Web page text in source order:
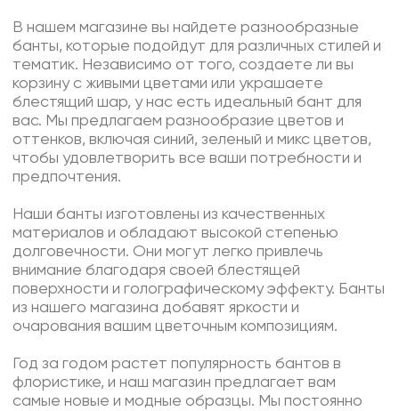
В нашем магазине вы найдете разнообразные
банты, которые подойдут для различных стилей и
тематик. Независимо от того, создаете ли вы
корзину с живыми цветами или украшаете
блестящий шар, у нас есть идеальный бант для
вас. Мы предлагаем разнообразие цветов и
оттенков, включая синий, зеленый и микс цветов,
чтобы удовлетворить все ваши потребности и
предпочтения.
Наши банты изготовлены из качественных
материалов и обладают высокой степенью
долговечности. Они могут легко привлечь
внимание благодаря своей блестящей
поверхности и голографическому эффекту. Банты
из нашего магазина добавят яркости и
очарования вашим цветочным композициям.
Год за годом растет популярность бантов в
флористике, и наш магазин предлагает вам
самые новые и модные образцы. Мы постоянно